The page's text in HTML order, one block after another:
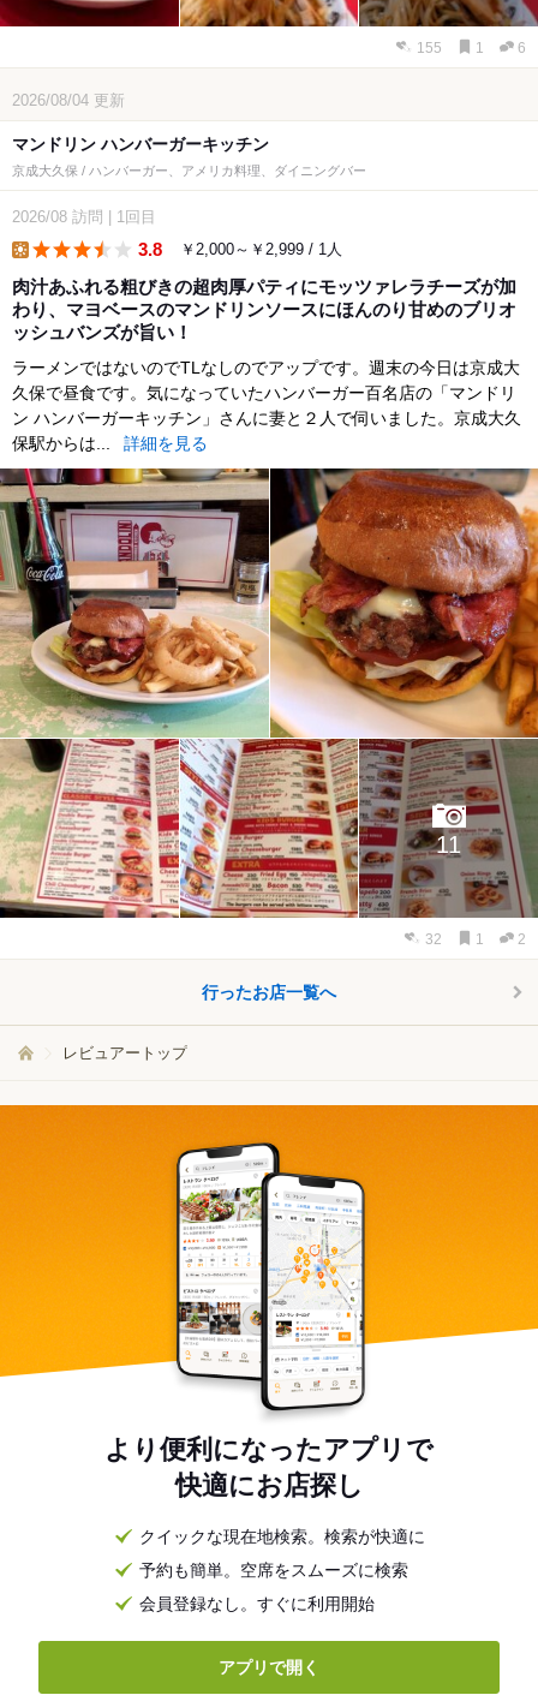
155 1 6
2026/08/04 更新
マンドリン ハンバーガーキッチン
京成大久保 / ハンバーガー、アメリカ料理、ダイニングバー
2026/08 訪問 1回目
3.8 ￥2,000～￥2,999 / 1人
肉汁あふれる粗びきの超肉厚パティにモッツァレラチーズが加
わり、マヨベースのマンドリンソースにほんのり甘めのブリオ
ッシュバンズが旨い！
ラーメンではないのでTLなしのでアップです。週末の今日は京成大
久保で昼食です。気になっていたハンバーガー百名店の「マンドリ
ン ハンバーガーキッチン」さんに妻と２人で伺いました。京成大久
保駅からは...
詳細を見る
11
32 1 2
行ったお店一覧へ
レビュアートップ
より便利になったアプリで
快適にお店探し
クイックな現在地検索。検索が快適に
予約も簡単。空席をスムーズに検索
会員登録なし。すぐに利用開始
アプリで開く